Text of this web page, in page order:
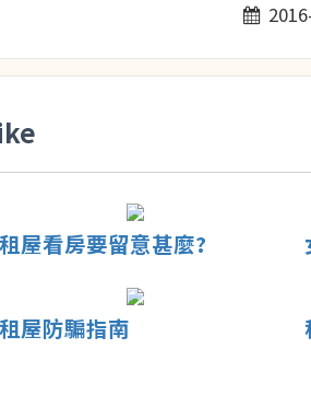
租屋看房要留意甚麼?
租屋防騙指南